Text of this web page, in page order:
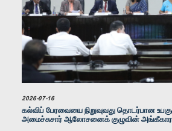
2026-07-16
கல்விப் பேரவையை நிறுவுவது தொடர்பான
அமைச்சுசார் ஆலோசனைக் குழுவின்